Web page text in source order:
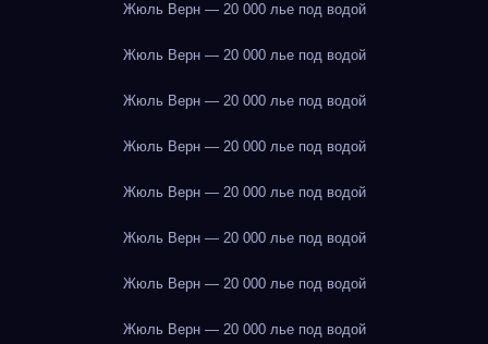
Жюль Верн — 20 000 лье под водой
Жюль Верн — 20 000 лье под водой
Жюль Верн — 20 000 лье под водой
Жюль Верн — 20 000 лье под водой
Жюль Верн — 20 000 лье под водой
Жюль Верн — 20 000 лье под водой
Жюль Верн — 20 000 лье под водой
Жюль Верн — 20 000 лье под водой